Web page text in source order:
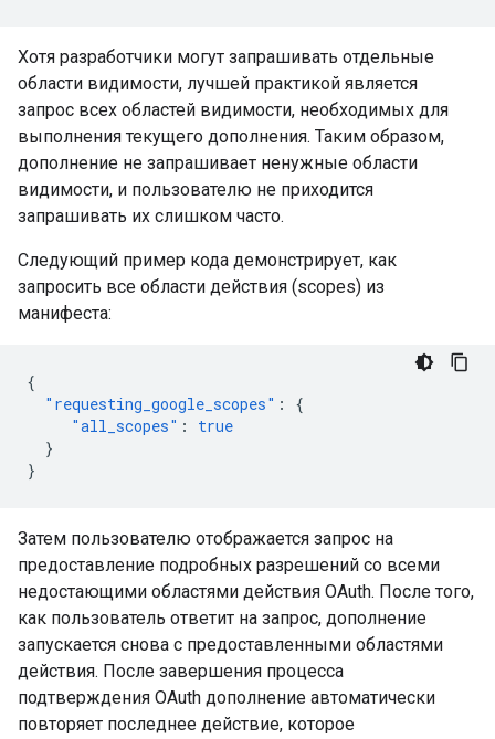
Хотя разработчики могут запрашивать отдельные
области видимости, лучшей практикой является
запрос всех областей видимости, необходимых для
выполнения текущего дополнения. Таким образом,
дополнение не запрашивает ненужные области
видимости, и пользователю не приходится
запрашивать их слишком часто.
Следующий пример кода демонстрирует, как
запросить все области действия (scopes) из
манифеста:
{
"requesting_google_scopes" :
{
"all_scopes" :
true
}
}
Затем пользователю отображается запрос на
предоставление подробных разрешений со всеми
недостающими областями действия OAuth. После того,
как пользователь ответит на запрос, дополнение
запускается снова с предоставленными областями
действия. После завершения процесса
подтверждения OAuth дополнение автоматически
повторяет последнее действие, которое